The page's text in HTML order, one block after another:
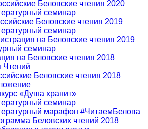
Беловские чтения 2020
семинар
Беловские чтения 2019
семинар
на Беловские чтения 2019
семинар
на Беловские чтения 2018
Чтений
Беловские чтения 2018
«Душа хранит»
семинар
марафон #ЧитаемБелова
Беловских чтений 2018